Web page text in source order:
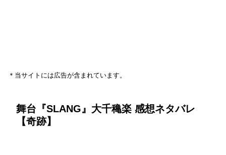
＊当サイトには広告が含まれています。
舞台『SLANG』大千穐楽 感想ネタバレ
【奇跡】